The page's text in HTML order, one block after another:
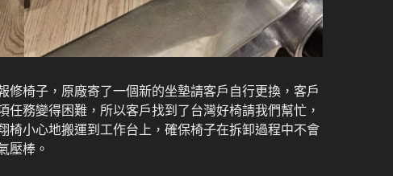
椅子，原廠寄了一個新的坐墊請客戶自行更換，客戶
務變得困難，所以客戶找到了台灣好椅請我們幫忙，
椅小心地搬運到工作台上，確保椅子在拆卸過程中不會
壓棒。